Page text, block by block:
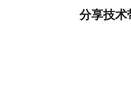
分享技术